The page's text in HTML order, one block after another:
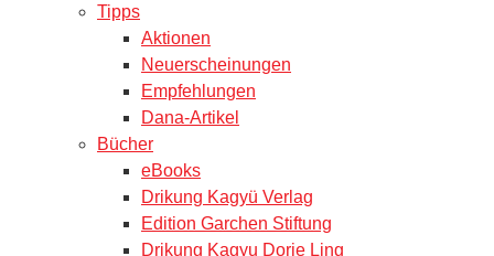
Tipps
Aktionen
Neuerscheinungen
Empfehlungen
Dana-Artikel
Bücher
eBooks
Drikung Kagyü Verlag
Edition Garchen Stiftung
Drikung Kagyu Dorje Ling